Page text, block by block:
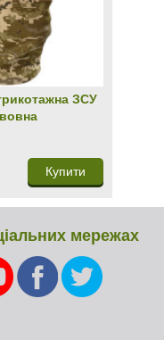
ЗСУ
Купити
мережах